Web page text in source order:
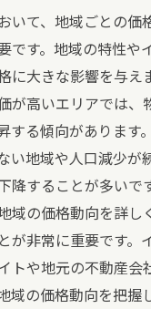
いて、地域ごとの価
です。地域の特性や
に大きな影響を与え
が高いエリアでは、
する傾向があります
い地域や人口減少が
降することが多いで
域の価格動向を詳し
が非常に重要です。
トや地元の不動産会
域の価格動向を把握